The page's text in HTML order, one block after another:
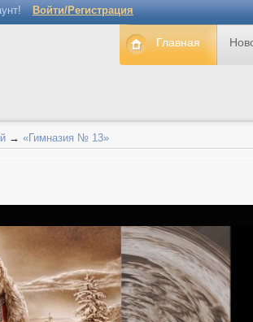
Войти/Регистрация
Главная
→ «Гимназия № 13»